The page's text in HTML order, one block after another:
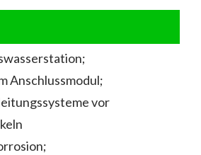
Anschlussmodul;
vor